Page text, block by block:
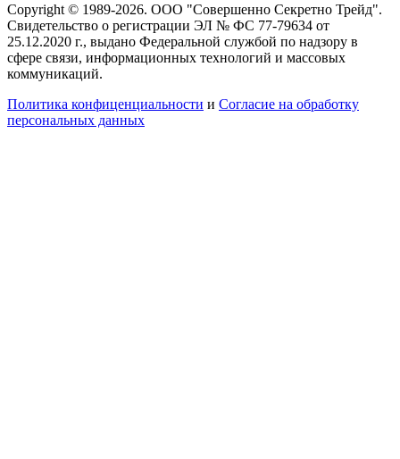
Copyright © 1989-2026. ООО "Совершенно Секретно Трейд".
Свидетельство о регистрации ЭЛ № ФС 77-79634 от
25.12.2020 г., выдано Федеральной службой по надзору в
сфере связи, информационных технологий и массовых
коммуникаций.
Политика конфиценциальности и Согласие на обработку
персональных данных